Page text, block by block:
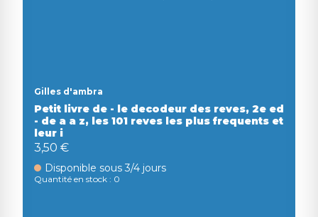
Gilles d'ambra
Petit livre de - le decodeur des reves, 2e ed
- de a a z, les 101 reves les plus frequents et
leur i
3,50 €
Disponible sous 3/4 jours
Quantité en stock : 0